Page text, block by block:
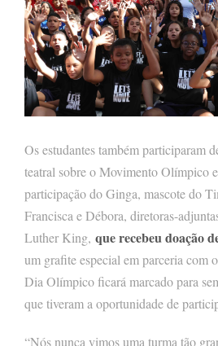
Os estudantes também participaram
teatral sobre o Movimento Olímpico
participação do Ginga, mascote do
Francisca e Débora, diretoras-
Luther King, que recebeu doação
um grafite especial em parceria com
Dia Olímpico ficará marcado para
que tiveram a oportunidade de
“Nós nunca vimos uma turma tão